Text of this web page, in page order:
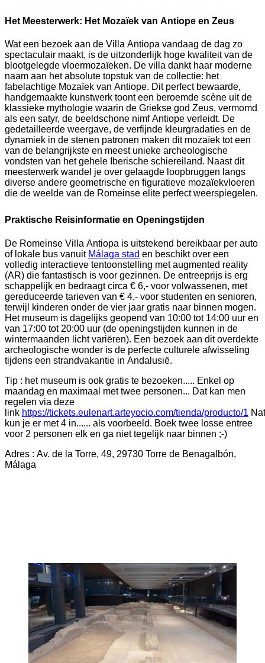
Het Meesterwerk: Het Mozaïek van Antiope en Zeus
Wat een bezoek aan de Villa Antiopa vandaag de dag zo
spectaculair maakt, is de uitzonderlijk hoge kwaliteit van de
blootgelegde vloermozaïeken. De villa dankt haar moderne
naam aan het absolute topstuk van de collectie: het
fabelachtige Mozaïek van Antiope. Dit perfect bewaarde,
handgemaakte kunstwerk toont een beroemde scène uit de
klassieke mythologie waarin de Griekse god Zeus, vermomd
als een satyr, de beeldschone nimf Antiope verleidt. De
gedetailleerde weergave, de verfijnde kleurgradaties en de
dynamiek in de stenen patronen maken dit mozaïek tot een
van de belangrijkste en meest unieke archeologische
vondsten van het gehele Iberische schiereiland. Naast dit
meesterwerk wandel je over gelaagde loopbruggen langs
diverse andere geometrische en figuratieve mozaïekvloeren
die de weelde van de Romeinse elite perfect weerspiegelen.
Praktische Reisinformatie en Openingstijden
De Romeinse Villa Antiopa is uitstekend bereikbaar per auto
of lokale bus vanuit Málaga stad en beschikt over een
volledig interactieve tentoonstelling met augmented reality
(AR) die fantastisch is voor gezinnen. De entreeprijs is erg
schappelijk en bedraagt circa € 6,- voor volwassenen, met
gereduceerde tarieven van € 4,- voor studenten en senioren,
terwijl kinderen onder de vier jaar gratis naar binnen mogen.
Het museum is dagelijks geopend van 10:00 tot 14:00 uur en
van 17:00 tot 20:00 uur (de openingstijden kunnen in de
wintermaanden licht variëren). Een bezoek aan dit overdekte
archeologische wonder is de perfecte culturele afwisseling
tijdens een strandvakantie in Andalusië.
Tip : het museum is ook gratis te bezoeken..... Enkel op
maandag en maximaal met twee personen... Dat kan men
regelen via deze
link https://tickets.eulenart.arteyocio.com/tienda/producto/1
kun je er met 4 in...... als voorbeeld. Boek twee losse entree
voor 2 personen elk en ga niet tegelijk naar binnen ;-)
Adres : Av. de la Torre, 49, 29730 Torre de Benagalbón,
Málaga